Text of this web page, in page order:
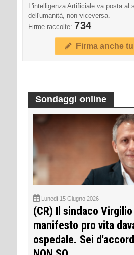
L'intelligenza Artificiale va posta al
dell'umanità, non viceversa.
Firme raccolte: 734
Firma anche
Sondaggi online
Lunedì 15 Giugno 2026
(CR) Il sindaco
manifesto pro vita
ospedale. Sei